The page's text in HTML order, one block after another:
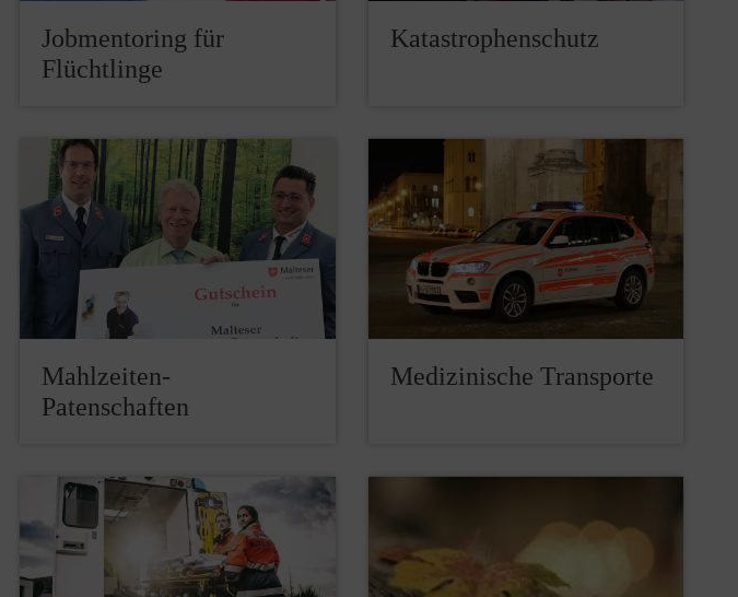
Jobmentoring für
Flüchtlinge
Katastrophenschutz
Mahlzeiten-
Patenschaften
Medizinische Transporte